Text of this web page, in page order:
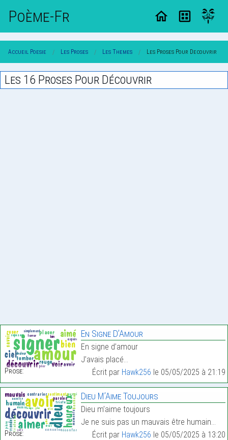
Poème-Fr
Accueil Poesie Les Proses Les Themes Les Proses Pour Decouvrir
Les 16 Proses Pour Découvrir
Prose:
En Signe D’Amour
En signe d’amour
J’avais placé…
Écrit par Hawk256 le 05/05/2025 à 21:19
Prose:
Dieu M’Aime Toujours
Dieu m’aime toujours
Je ne suis pas un mauvais être humain…
Écrit par Hawk256 le 05/05/2025 à 13:20